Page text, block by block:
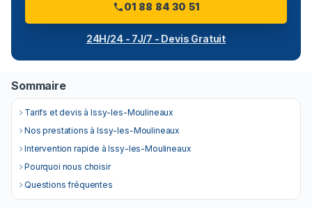
01 88 84 30 51
24H/24 - 7J/7 - Devis Gratuit
Sommaire
Tarifs et devis à Issy-les-Moulineaux
Nos prestations à Issy-les-Moulineaux
Intervention rapide à Issy-les-Moulineaux
Pourquoi nous choisir
Questions fréquentes